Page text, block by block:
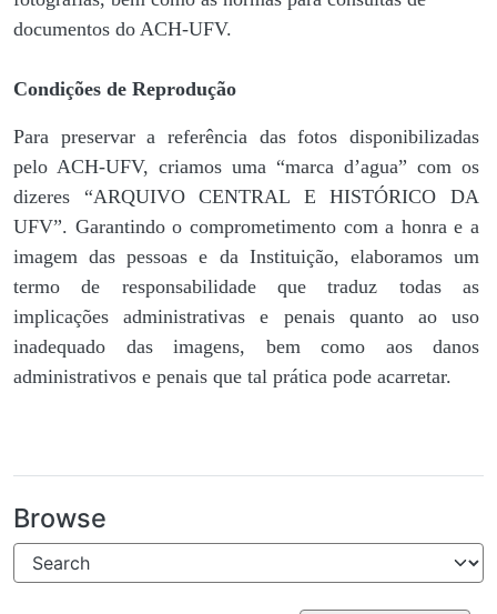
documentos do ACH-UFV.
Condições de Reprodução
Para preservar a referência das fotos disponibilizadas
pelo ACH-UFV, criamos uma “marca d’agua” com os
dizeres “ARQUIVO CENTRAL E HISTÓRICO DA
UFV”. Garantindo o comprometimento com a honra e a
imagem das pessoas e da Instituição, elaboramos um
termo de responsabilidade que traduz todas as
implicações administrativas e penais quanto ao uso
inadequado das imagens, bem como aos danos
administrativos e penais que tal prática pode acarretar.
Browse